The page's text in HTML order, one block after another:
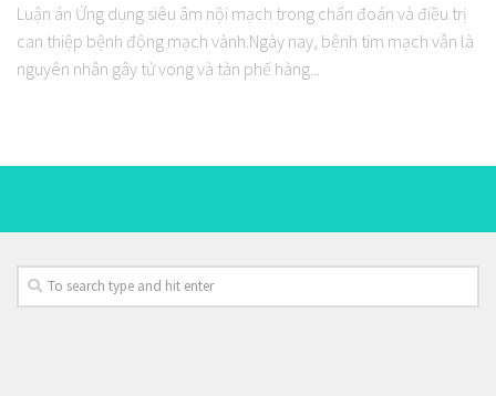
Luận án Ứng dụng siêu âm nội mạch trong chẩn đoán và điều trị
can thiệp bệnh động mạch vành.Ngày nay, bệnh tim mạch vẫn là
nguyên nhân gây tử vong và tàn phế hàng...